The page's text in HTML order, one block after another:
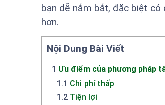
bạn dễ nắm bắt, đặc biệt
hơn.
Nội Dung Bài Viết
1 Ưu điểm của phương pháp
1.1 Chi phí thấp
1.2 Tiện lợi